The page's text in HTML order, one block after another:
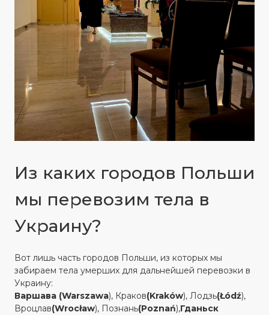
Из каких городов Польши
мы перевозим тела в
Украину?
Вот лишь часть городов Польши, из которых мы
забираем тела умерших для дальнейшей перевозки в
Украину:
Варшава (Warszawa), Краков(Kraków), Лодзь(Łódź),
Вроцлав(Wrocław), Познань(Poznań),Гданьск